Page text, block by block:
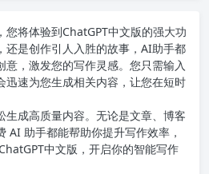
您将体验到ChatGPT中文版的强大功
还是创作引人入胜的故事，AI助手都
，激发您的写作灵感。您只需输入
迅速为您生成相关内容，让您在短时
生成高质量内容。无论是文章、博客
AI 助手都能帮助你提升写作效率，
ChatGPT中文版 ，开启你的智能写作